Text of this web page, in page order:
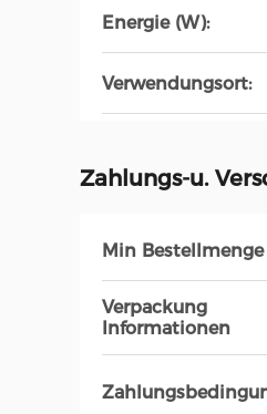
Energie (W):
Verwendungsort:
Zahlungs-u.
Min Bestellmenge
Verpackung
Informationen